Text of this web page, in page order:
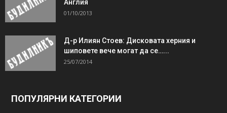
Англия
01/10/2013
Д-р Илиян Стоев: Дисковата херния и
шиповете вече могат да се…...
25/07/2014
ПОПУЛЯРНИ КАТЕГОРИИ